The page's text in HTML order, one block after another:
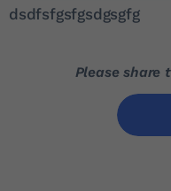
dsdfsfgsfgsdgsgfg
Please share